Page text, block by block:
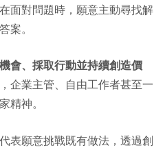
面對問題時，願意主動尋找解
案。
會、採取行動並持續創造價
企業主管、自由工作者甚至一
精神。
表願意挑戰既有做法，透過創